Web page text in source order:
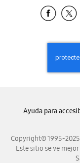
Copyright© 1995-2025
Este sitio se ve
Ayuda para